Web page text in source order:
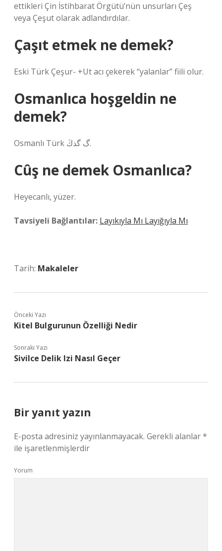
ettikleri Çin İstihbarat Örgütü’nün unsurları Çeş
veya Çeşut olarak adlandırdılar.
Çaşıt etmek ne demek?
Eski Türk Çeşur- +Ut acı çekerek “yalanlar” fiili olur.
Osmanlıca hoşgeldin ne
demek?
Osmanlı Türk گ گدڭ.
Cûş ne demek Osmanlıca?
Heyecanlı, yüzer.
Tavsiyeli Bağlantılar: Layıkıyla Mı Layığıyla Mı
Tarih: Makaleler
Önceki Yazı
Kitel Bulgurunun Özelliği Nedir
Sonraki Yazı
Sivilce Delik Izi Nasıl Geçer
Bir yanıt yazın
E-posta adresiniz yayınlanmayacak. Gerekli alanlar*
ile işaretlenmişlerdir
Yorum